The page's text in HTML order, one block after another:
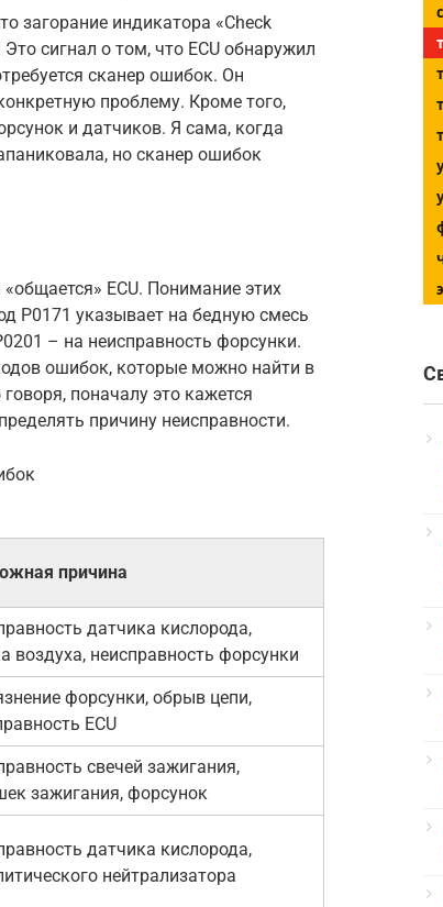
загорание индикатора «Check
сигнал о том, что ECU обнаружил
сканер ошибок. Он
проблему. Кроме того,
и датчиков. Я сама, когда
но сканер ошибок
ECU. Понимание этих
P0171 указывает на бедную смесь
– на неисправность форсунки.
ошибок, которые можно найти в
поначалу это кажется
причину неисправности.
причина
датчика кислорода,
воздуха, неисправность форсунки
форсунки, обрыв цепи,
ECU
свечей зажигания,
зажигания, форсунок
датчика кислорода,
нейтрализатора